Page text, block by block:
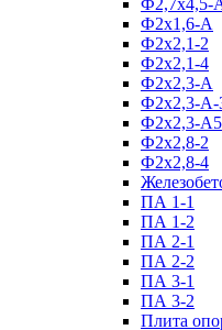
Ф2х1,6-А
Ф2х2,1-2
Ф2х2,1-4
Ф2х2,3-А
Ф2х2,3-А-
Ф2х2,3-А5
Ф2х2,8-2
Ф2х2,8-4
ПА 1-1
ПА 1-2
ПА 2-1
ПА 2-2
ПА 3-1
ПА 3-2
Плита